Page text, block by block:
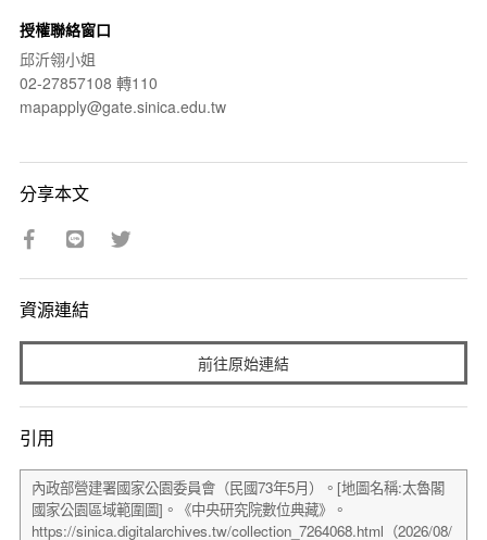
授權聯絡窗口
邱沂翎小姐
02-27857108 轉110
mapapply@gate.sinica.edu.tw
分享本文
資源連結
前往原始連結
引用